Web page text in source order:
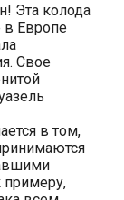
Эта колода
в Европе
Свое
в том,
примеру,